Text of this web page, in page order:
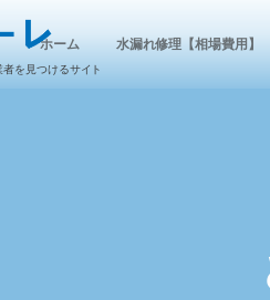
を見つけるサイト
ホーム 水漏れ修理【相場費用】